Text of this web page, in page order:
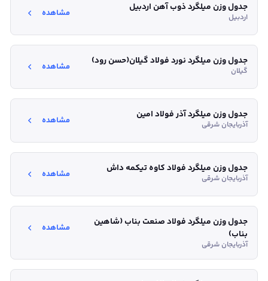
جدول وزن میلگرد ذوب آهن اردبیل
اردبیل مشاهده
جدول وزن میلگرد نورد فولاد گیلان(حسن رود)
گیلان مشاهده
جدول وزن میلگرد آذر فولاد امین
آذربایجان شرقی مشاهده
جدول وزن میلگرد فولاد کاوه تیکمه داش
آذربایجان شرقی مشاهده
جدول وزن میلگرد فولاد صنعت بناب (شاهین
بناب)
آذربایجان شرقی
مشاهده